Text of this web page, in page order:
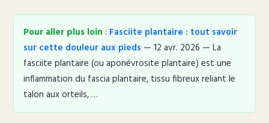
Pour aller plus loin : Fasciite plantaire : tout savoir
sur cette douleur aux pieds — 12 avr. 2026 — La
fasciite plantaire (ou aponévrosite plantaire) est une
inflammation du fascia plantaire, tissu fibreux reliant le
talon aux orteils, …